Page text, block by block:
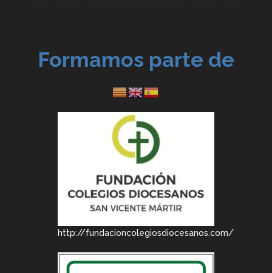
Formamos parte de
http://fundacioncolegiosdiocesanos.com/